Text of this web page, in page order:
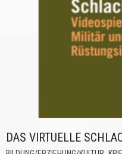
DAS VIRTUELLE